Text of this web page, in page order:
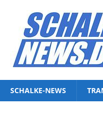
SCHALKE-NEWS